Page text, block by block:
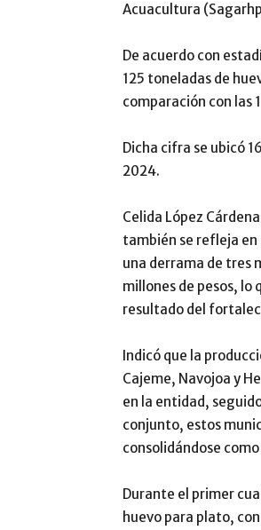
Acuacultura
De acuerdo con
125 toneladas de
comparación con las
Dicha cifra se ubicó
2024.
Celida López
también se refleja en
una derrama de tres
millones de pesos, lo
resultado del
Indicó que la
Cajeme, Navojoa y
en la entidad,
conjunto, estos
consolidándose
Durante el primer
huevo para plato,